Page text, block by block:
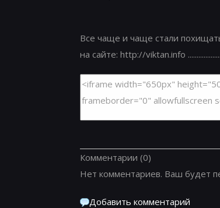
Все чаще и чаще стали
на сайте: http://viktan.info
Комментарии (0)
Нет комментариев. Ваш будет
Добавить комментарий